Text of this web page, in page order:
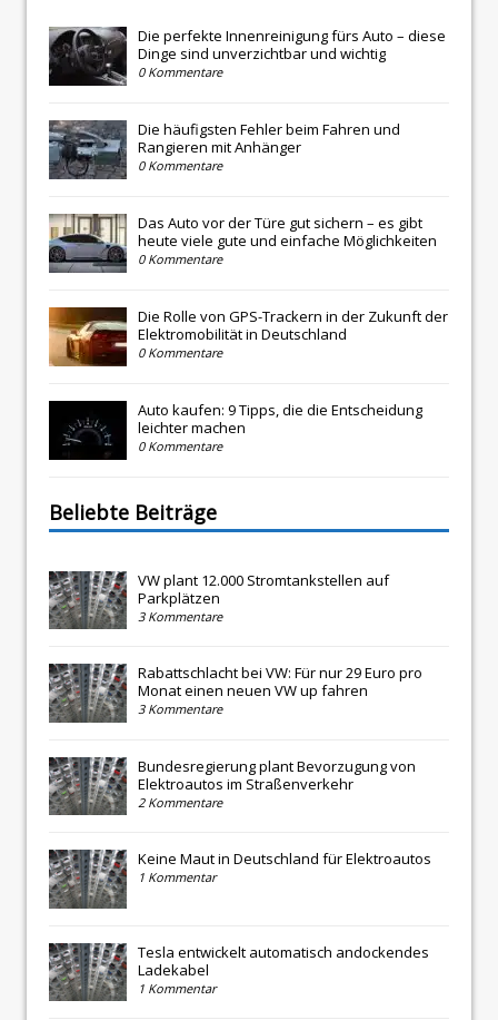
Die perfekte Innenreinigung fürs Auto – diese
Dinge sind unverzichtbar und wichtig
0 Kommentare
Die häufigsten Fehler beim Fahren und
Rangieren mit Anhänger
0 Kommentare
Das Auto vor der Türe gut sichern – es gibt
heute viele gute und einfache Möglichkeiten
0 Kommentare
Die Rolle von GPS-Trackern in der Zukunft der
Elektromobilität in Deutschland
0 Kommentare
Auto kaufen: 9 Tipps, die die Entscheidung
leichter machen
0 Kommentare
Beliebte Beiträge
VW plant 12.000 Stromtankstellen auf
Parkplätzen
3 Kommentare
Rabattschlacht bei VW: Für nur 29 Euro pro
Monat einen neuen VW up fahren
3 Kommentare
Bundesregierung plant Bevorzugung von
Elektroautos im Straßenverkehr
2 Kommentare
Keine Maut in Deutschland für Elektroautos
1 Kommentar
Tesla entwickelt automatisch andockendes
Ladekabel
1 Kommentar